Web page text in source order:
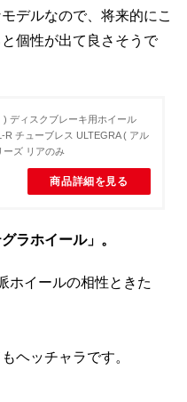
デルなので、将来的にこ
個性が出て良さそうで
) ディスクブレーキ用ホイール
R チューブレス ULTEGRA ( アル
ーズ リアのみ
商品詳細を見る
ラホイール」。
ホイールの相性ときた
ヘッチャラです。